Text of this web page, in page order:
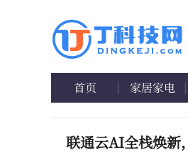
首页 家居家电
联通云AI全栈焕